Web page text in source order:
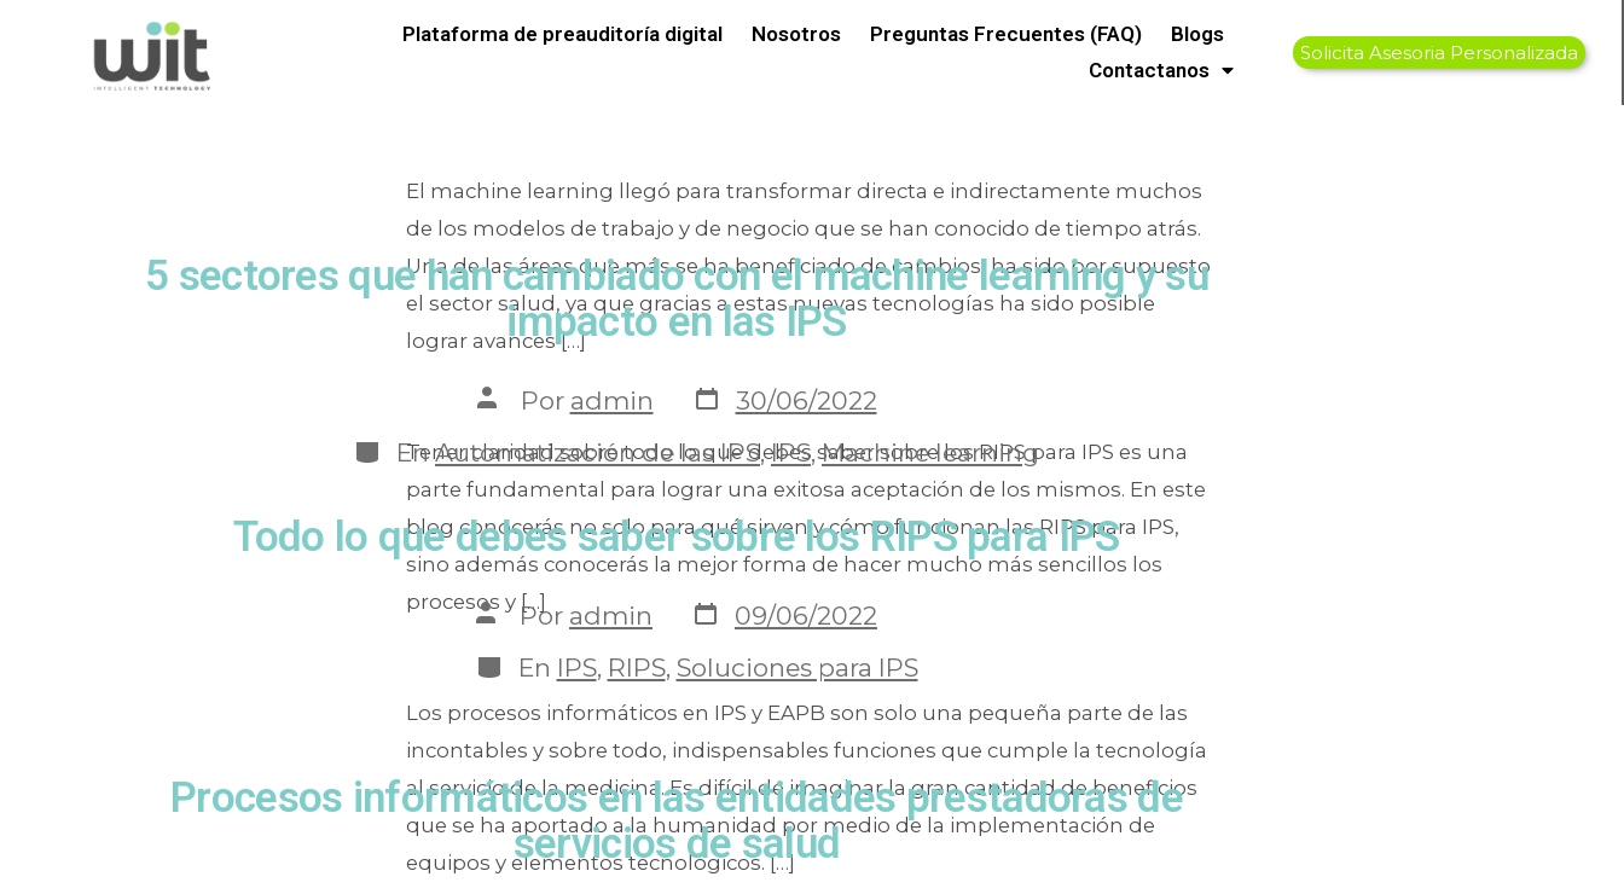
Plataforma de preauditoría digital Nosotros Preguntas Frecuentes (FAQ)
Blogs
Contactanos
Solicita Asesoria Personalizada
Etiqueta:soluciones tecnológicas
5 sectores que han cambiado con el machine learning y su
impacto en las IPS
Por admin
30/06/2022
EnAutomatización de las IPS,IPS,Machine learning
El machine learning llegó para transformar directa e indirectamente muchos
de los modelos de trabajo y de negocio que se han conocido de tiempo atrás.
Una de las áreas que más se ha beneficiado de cambios, ha sido por supuesto
el sector salud, ya que gracias a estas nuevas tecnologías ha sido posible
lograr avances […]
Todo lo que debes saber sobre los RIPS para IPS
Por admin
09/06/2022
En IPS, RIPS, Soluciones para IPS
Tener claridad sobre todo lo que debes saber sobre los RIPS para IPS es una
parte fundamental para lograr una exitosa aceptación de los mismos. En este
blog conocerás no solo para qué sirven y cómo funcionan las RIPS para IPS,
sino además conocerás la mejor forma de hacer mucho más sencillos los
procesos y […]
Procesos informáticos en las entidades prestadoras de
servicios de salud
Los procesos informáticos en IPS y EAPB son solo una pequeña parte de las
incontables y sobre todo, indispensables funciones que cumple la tecnología
al servicio de la medicina. Es difícil de imaginar la gran cantidad de beneficios
que se ha aportado a la humanidad por medio de la implementación de
equipos y elementos tecnológicos. […]